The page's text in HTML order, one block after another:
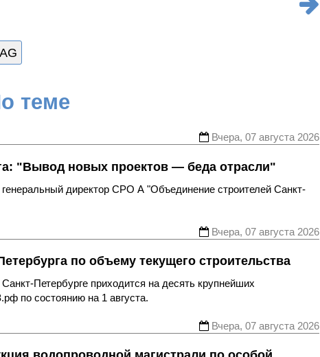
теме
Вчера, 07 августа 2026
"Вывод новых проектов — беда отрасли"
директор СРО А "Объединение строителей Санкт-
Вчера, 07 августа 2026
по объему текущего строительства
Петербурге приходится на десять крупнейших
по состоянию на 1 августа.
Вчера, 07 августа 2026